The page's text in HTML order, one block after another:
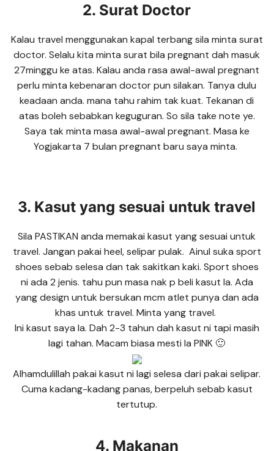
2. Surat Doctor
Kalau travel menggunakan kapal terbang sila minta surat
doctor. Selalu kita minta surat bila pregnant dah masuk
27minggu ke atas. Kalau anda rasa awal-awal pregnant
perlu minta kebenaran doctor pun silakan. Tanya dulu
keadaan anda. mana tahu rahim tak kuat. Tekanan di
atas boleh sebabkan keguguran. So sila take note ye.
Saya tak minta masa awal-awal pregnant. Masa ke
Yogjakarta 7 bulan pregnant baru saya minta.
3. Kasut yang sesuai untuk travel
Sila PASTIKAN anda memakai kasut yang sesuai untuk
travel. Jangan pakai heel, selipar pulak. Ainul suka sport
shoes sebab selesa dan tak sakitkan kaki. Sport shoes
ni ada 2 jenis. tahu pun masa nak p beli kasut la. Ada
yang design untuk bersukan mcm atlet punya dan ada
khas untuk travel. Minta yang travel.
Ini kasut saya la. Dah 2-3 tahun dah kasut ni tapi masih
lagi tahan. Macam biasa mesti la PINK 🙂
Alhamdulillah pakai kasut ni lagi selesa dari pakai selipar.
Cuma kadang-kadang panas, berpeluh sebab kasut
tertutup.
4. Makanan